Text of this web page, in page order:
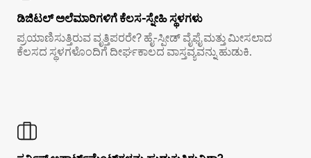
ಡಿಜಿಟಲ್ ಅಲೆಮಾರಿಗಳಿಗೆ ಕೆಲಸ-ಸ್ನೇಹಿ ಸ್ಥಳಗಳು
ಪ್ರಯಾಣಿಸುತ್ತಿರುವ ವೃತ್ತಿಪರರೇ? ಹೈ-ಸ್ಪೀಡ್ ವೈಫೈ ಮತ್ತು ಮೀಸಲಾದ
ಕೆಲಸದ ಸ್ಥಳಗಳೊಂದಿಗೆ ದೀರ್ಘಕಾಲದ ವಾಸ್ತವ್ಯವನ್ನು ಹುಡುಕಿ.